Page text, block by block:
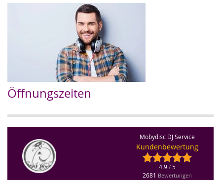
Öffnungszeiten
Mobydisc DJ Service
Kundenbewertung
4.9 / 5
2681 Bewertungen